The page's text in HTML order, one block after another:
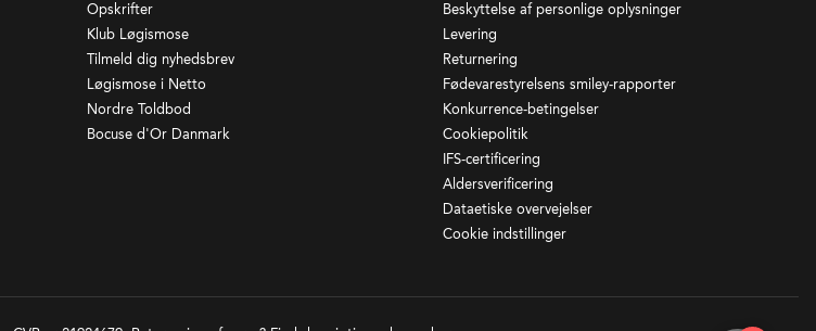
Opskrifter
Klub Løgismose
Tilmeld dig nyhedsbrev
Løgismose i Netto
Nordre Toldbod
Bocuse d'Or Danmark
Beskyttelse af personlige oplysninger
Levering
Returnering
Fødevarestyrelsens smiley-rapporter
Konkurrence-betingelser
Cookiepolitik
IFS-certificering
Aldersverificering
Dataetiske overvejelser
Cookie indstillinger